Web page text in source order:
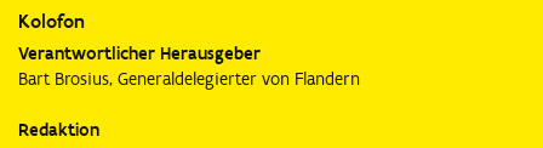
Kolofon
Verantwortlicher Herausgeber
Bart Brosius, Generaldelegierter von Flandern
Redaktion